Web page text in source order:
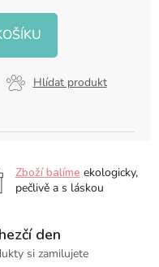
Hlídat produkt
Zboží balíme ekologicky,
pečlivě a s láskou
den
si zamilujete